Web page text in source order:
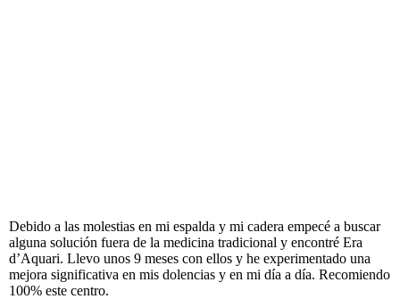
Debido a las molestias en mi espalda y mi cadera empecé a buscar
alguna solución fuera de la medicina tradicional y encontré Era
d’Aquari. Llevo unos 9 meses con ellos y he experimentado una
mejora significativa en mis dolencias y en mi día a día. Recomiendo
100% este centro.